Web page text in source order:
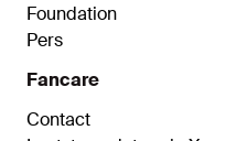
Foundation
Pers
Fancare
Contact